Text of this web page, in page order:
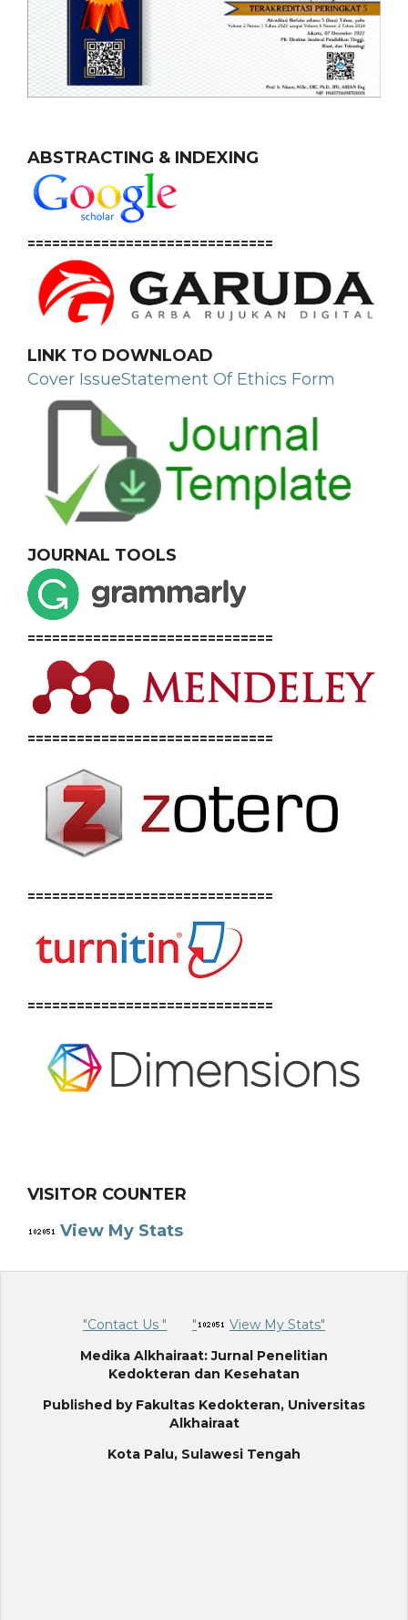
ABSTRACTING & INDEXING
==============================
LINK TO DOWNLOAD
Cover IssueStatement Of Ethics Form
JOURNAL TOOLS
==============================
==============================
==============================
==============================
VISITOR COUNTER
View My Stats
"Contact Us " "
View My Stats"
Medika Alkhairaat: Jurnal Penelitian
Kedokteran dan Kesehatan
Published by Fakultas Kedokteran, Universitas
Alkhairaat
Kota Palu, Sulawesi Tengah